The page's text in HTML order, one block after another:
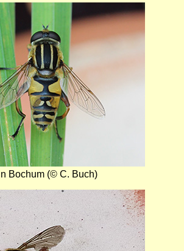
Bochum (© C. Buch)